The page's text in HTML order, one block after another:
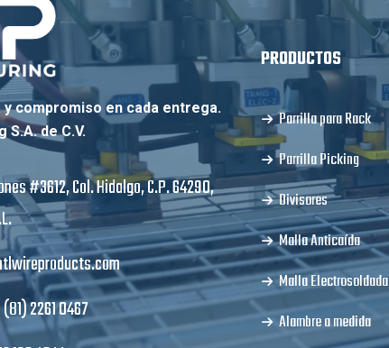
y compromiso en cada entrega.
S.A. de C.V.
#3612, Col. Hidalgo, C.P. 64290,
2261 0467
PRODUCTOS
Parrilla para Rack
Parrilla Picking
Divisores
Malla Anticaída
Malla Electrosoldada
Alambre a medida